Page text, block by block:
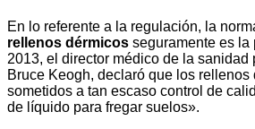
En lo referente a la regulación, la
rellenos dérmicos seguramente es la
2013, el director médico de la sanidad
Bruce Keogh, declaró que los rellenos
sometidos a tan escaso control de
de líquido para fregar suelos».